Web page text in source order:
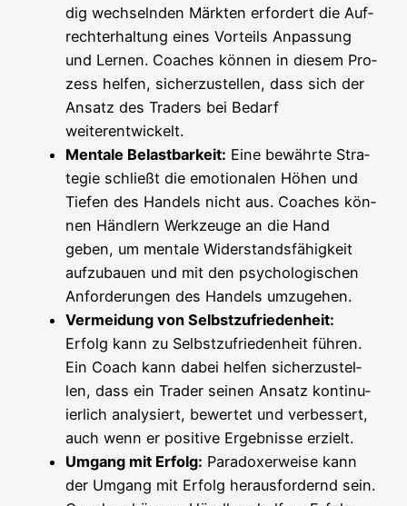
dig wech­seln­den Märk­ten erfor­dert die Auf­
recht­erhal­tung eines Vor­teils Anpas­sung
und Ler­nen. Coa­ches kön­nen in die­sem Pro­
zess hel­fen, sicher­zu­stel­len, dass sich der
Ansatz des Trad­ers bei Bedarf
weiterentwickelt.
Men­ta­le Belast­bar­keit: Eine bewähr­te Stra­
te­gie schließt die emo­tio­na­len Höhen und
Tie­fen des Han­dels nicht aus. Coa­ches kön­
nen Händ­lern Werk­zeu­ge an die Hand
geben, um men­ta­le Wider­stands­fä­hig­keit
auf­zu­bau­en und mit den psy­cho­lo­gi­schen
Anfor­de­run­gen des Han­dels umzugehen.
Ver­mei­dung von Selbst­zu­frie­den­heit:
Erfolg kann zu Selbst­zu­frie­den­heit füh­ren.
Ein Coach kann dabei hel­fen sicher­zu­stel­
len, dass ein Trader sei­nen Ansatz kon­ti­nu­
ier­lich ana­ly­siert, bewer­tet und ver­bes­sert,
auch wenn er posi­ti­ve Ergeb­nis­se erzielt.
Umgang mit Erfolg: Para­do­xer­wei­se kann
der Umgang mit Erfolg her­aus­for­dernd sein.